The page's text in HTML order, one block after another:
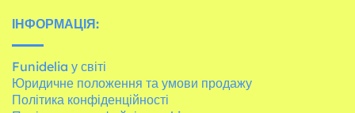
ІНФОРМАЦІЯ:
Funidelia у світі
Юридичне положення та умови продажу
Політика конфіденційності